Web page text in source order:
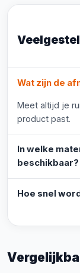
Wat zijn de
Meet altijd je
product past.
In welke
beschikbaar?
Hoe snel